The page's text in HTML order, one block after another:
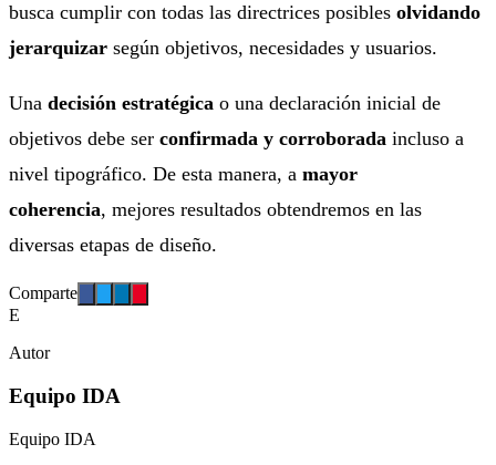
busca cumplir con todas las directrices posibles olvidando
jerarquizar según objetivos, necesidades y usuarios.
Una decisión estratégica o una declaración inicial de
objetivos debe ser confirmada y corroborada incluso a
nivel tipográfico. De esta manera, a mayor
coherencia, mejores resultados obtendremos en las
diversas etapas de diseño.
Comparte
E
Autor
Equipo IDA
Equipo IDA